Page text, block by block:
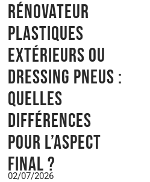
Rénovateur
Plastiques
extérieurs ou
dressing pneus :
quelles
différences
pour l’aspect
final ?
02/07/2026